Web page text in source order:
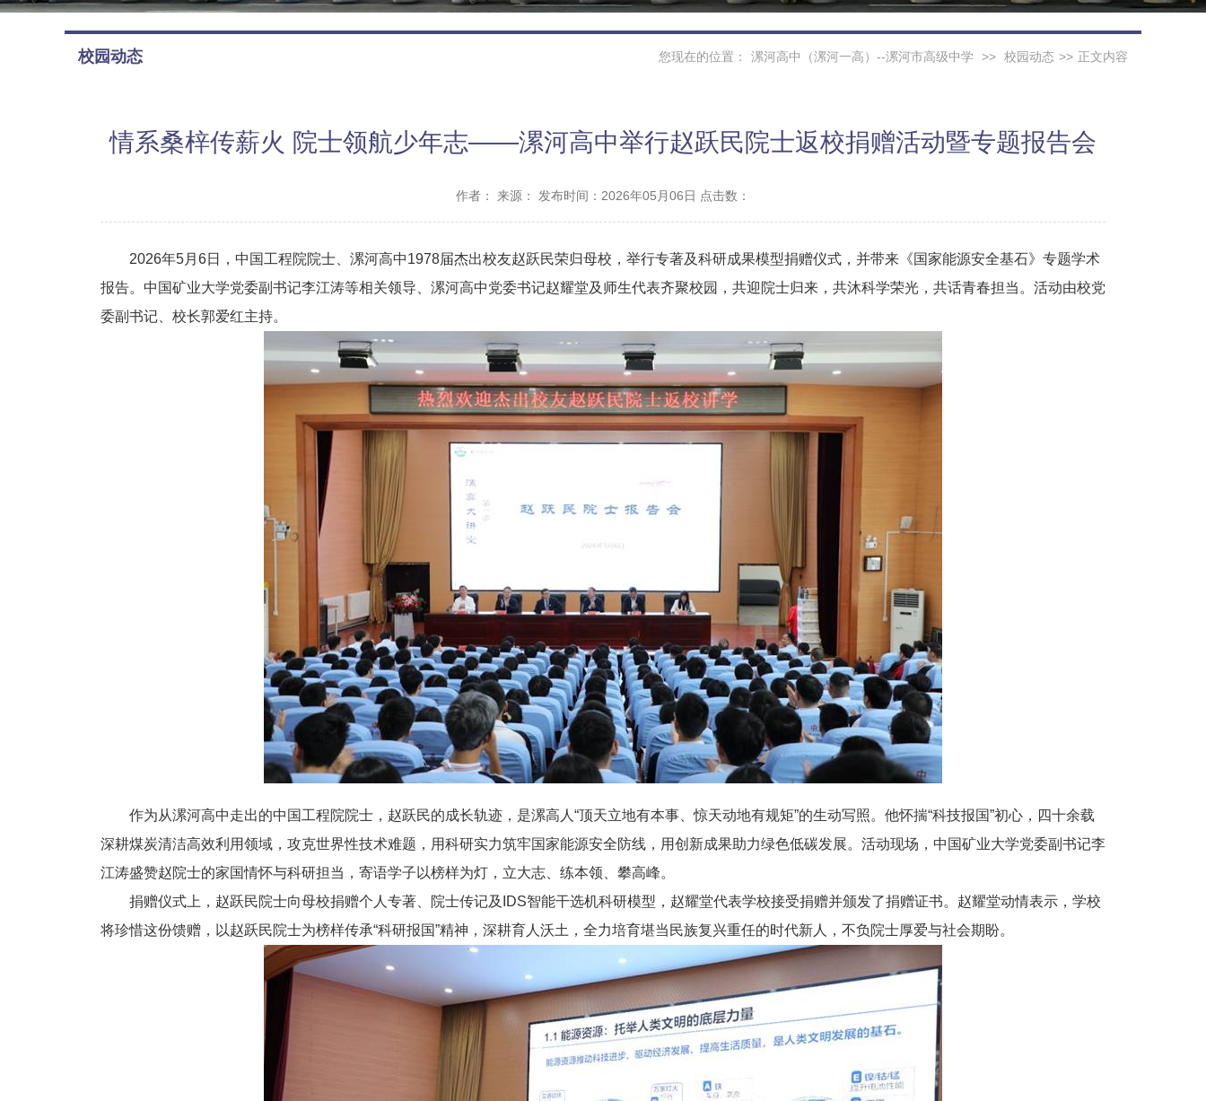
您现在的位置： 漯河高中（漯河一高）--漯河市高级中学 >> 校园动态 >> 正文内容
校园动态
情系桑梓传薪火 院士领航少年志——漯河高中举行赵跃民院士返校捐赠活动暨专题报告会
作者： 来源： 发布时间：2026年05月06日 点击数：
2026年5月6日，中国工程院院士、漯河高中1978届杰出校友赵跃民荣归母校，举行专著及科研成果模型捐赠仪式，并带来《国家能源安全基石》专题学术
报告。中国矿业大学党委副书记李江涛等相关领导、漯河高中党委书记赵耀堂及师生代表齐聚校园，共迎院士归来，共沐科学荣光，共话青春担当。活动由校党
委副书记、校长郭爱红主持。
作为从漯河高中走出的中国工程院院士，赵跃民的成长轨迹，是漯高人“顶天立地有本事、惊天动地有规矩”的生动写照。他怀揣“科技报国”初心，四十余载
深耕煤炭清洁高效利用领域，攻克世界性技术难题，用科研实力筑牢国家能源安全防线，用创新成果助力绿色低碳发展。活动现场，中国矿业大学党委副书记李
江涛盛赞赵院士的家国情怀与科研担当，寄语学子以榜样为灯，立大志、练本领、攀高峰。
捐赠仪式上，赵跃民院士向母校捐赠个人专著、院士传记及IDS智能干选机科研模型，赵耀堂代表学校接受捐赠并颁发了捐赠证书。赵耀堂动情表示，学校
将珍惜这份馈赠，以赵跃民院士为榜样传承“科研报国”精神，深耕育人沃土，全力培育堪当民族复兴重任的时代新人，不负院士厚爱与社会期盼。